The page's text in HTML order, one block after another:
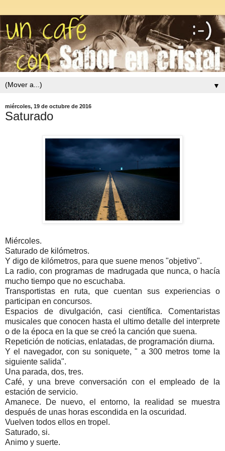
▼
miércoles, 19 de octubre de 2016
Saturado
Miércoles.
Saturado de kilómetros.
Y digo de kilómetros, para que suene menos "objetivo".
La radio, con programas de madrugada que nunca, o hacía
mucho tiempo que no escuchaba.
Transportistas en ruta, que cuentan sus experiencias o
participan en concursos.
Espacios de divulgación, casi científica. Comentaristas
musicales que conocen hasta el ultimo detalle del interprete
o de la época en la que se creó la canción que suena.
Repetición de noticias, enlatadas, de programación diurna.
Y el navegador, con su soniquete, " a 300 metros tome la
siguiente salida".
Una parada, dos, tres.
Café, y una breve conversación con el empleado de la
estación de servicio.
Amanece. De nuevo, el entorno, la realidad se muestra
después de unas horas escondida en la oscuridad.
Vuelven todos ellos en tropel.
Saturado, si.
Animo y suerte.